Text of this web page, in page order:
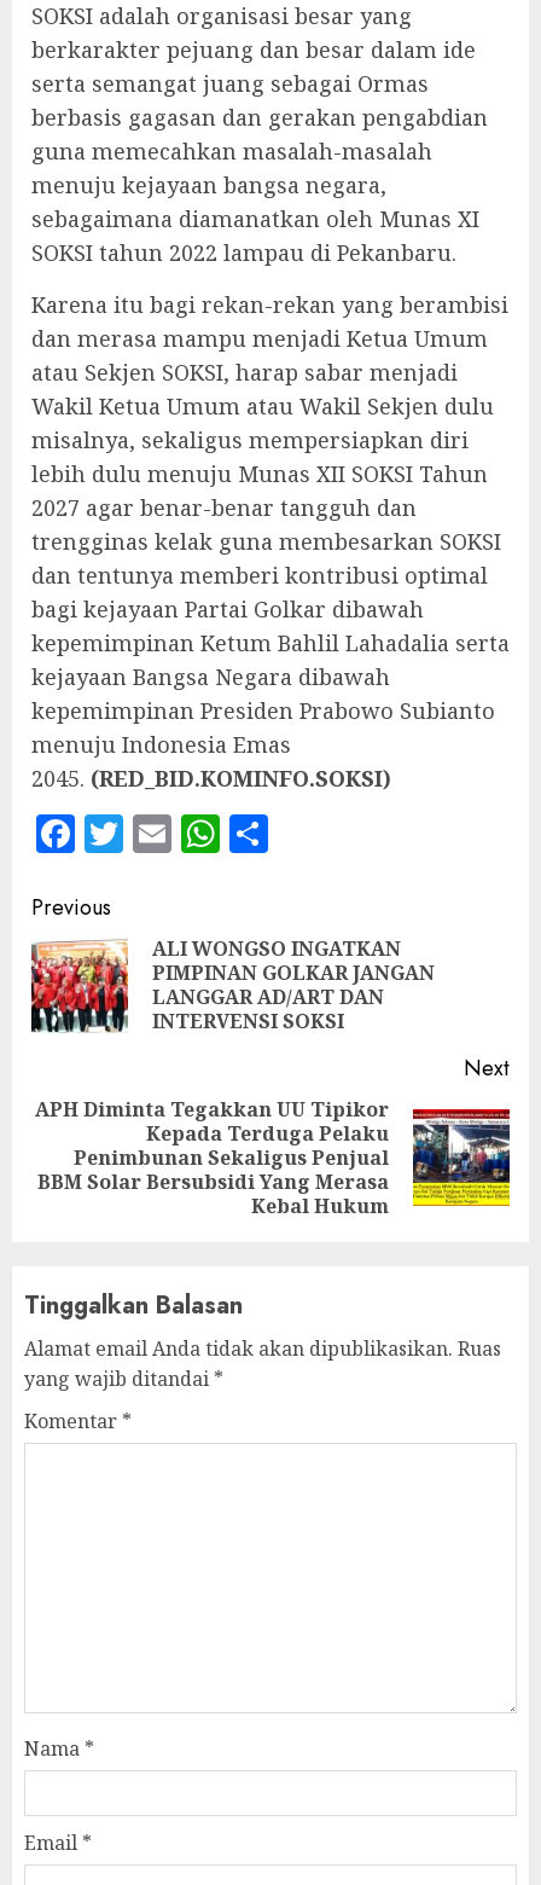
SOKSI adalah organisasi besar yang
berkarakter pejuang dan besar dalam ide
serta semangat juang sebagai Ormas
berbasis gagasan dan gerakan pengabdian
guna memecahkan masalah-masalah
menuju kejayaan bangsa negara,
sebagaimana diamanatkan oleh Munas XI
SOKSI tahun 2022 lampau di Pekanbaru.
Karena itu bagi rekan-rekan yang berambisi
dan merasa mampu menjadi Ketua Umum
atau Sekjen SOKSI, harap sabar menjadi
Wakil Ketua Umum atau Wakil Sekjen dulu
misalnya, sekaligus mempersiapkan diri
lebih dulu menuju Munas XII SOKSI Tahun
2027 agar benar-benar tangguh dan
trengginas kelak guna membesarkan SOKSI
dan tentunya memberi kontribusi optimal
bagi kejayaan Partai Golkar dibawah
kepemimpinan Ketum Bahlil Lahadalia serta
kejayaan Bangsa Negara dibawah
kepemimpinan Presiden Prabowo Subianto
menuju Indonesia Emas
2045. (RED_BID.KOMINFO.SOKSI)
Facebook
Twitter
EmailWhatsApp
Continue
Reading
Previous
ALI WONGSO INGATKAN
PIMPINAN GOLKAR JANGAN
LANGGAR AD/ART DAN
INTERVENSI SOKSI
Next
Next
post:
APH Diminta Tegakkan UU Tipikor
Kepada Terduga Pelaku
Penimbunan Sekaligus Penjual
BBM Solar Bersubsidi Yang Merasa
Kebal Hukum
Tinggalkan Balasan
Alamat email Anda tidak akan dipublikasikan. Ruas
yang wajib ditandai *
Komentar *
Nama *
Email *